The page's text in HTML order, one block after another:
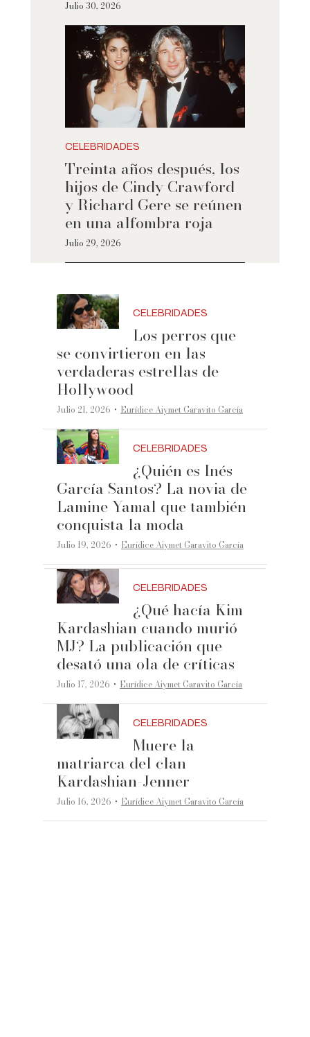
Julio 30, 2026
CELEBRIDADES
Treinta años después, los
hijos de Cindy Crawford
y Richard Gere se reúnen
en una alfombra roja
Julio 29, 2026
CELEBRIDADES
Los perros que
se convirtieron en las
verdaderas estrellas de
Hollywood
Julio 21, 2026 ·Eurídice Aiymet Garavito García
CELEBRIDADES
¿Quién es Inés
García Santos? La novia de
Lamine Yamal que también
conquista la moda
Julio 19, 2026 ·Eurídice Aiymet Garavito García
CELEBRIDADES
¿Qué hacía Kim
Kardashian cuando murió
MJ? La publicación que
desató una ola de críticas
Julio 17, 2026 ·Eurídice Aiymet Garavito García
CELEBRIDADES
Muere la
matriarca del clan
Kardashian-Jenner
Julio 16, 2026 ·Eurídice Aiymet Garavito García